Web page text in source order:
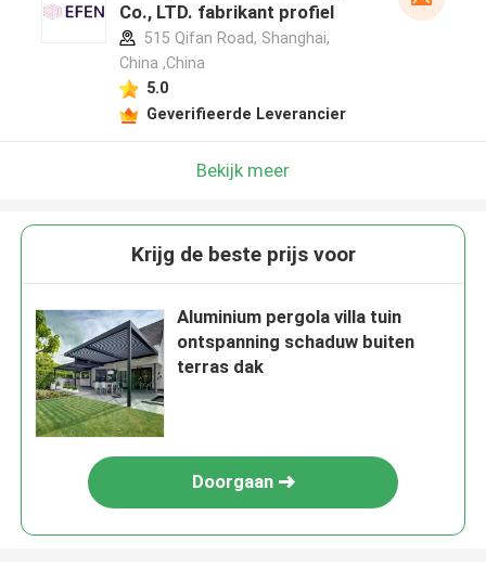
Co., LTD. fabrikant profiel
515 Qifan Road, Shanghai,
China ,China
5.0
Geverifieerde Leverancier
Bekijk meer
Krijg de beste prijs voor
Aluminium pergola villa tuin
ontspanning schaduw buiten
terras dak
Doorgaan